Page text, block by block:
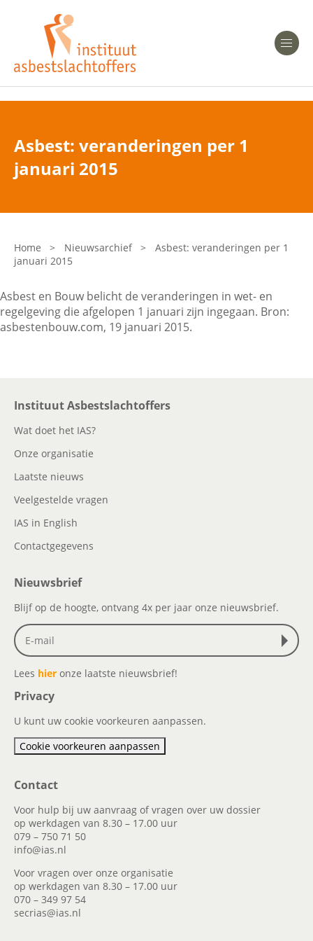
Heeft u Mesothelioom?
Heeft u Asbestose?
Bent u arts?
Asbest en Gezondheid
Laatste nieuws
Onze organisatie
Veelgestelde vragen
Zoeken
Asbest: veranderingen per 1
januari 2015
Home > Nieuwsarchief >
Asbest: veranderingen per 1
januari 2015
Asbest en Bouw belicht de veranderingen in wet- en
regelgeving die afgelopen 1 januari zijn ingegaan. Bron:
asbestenbouw.com, 19 januari 2015.
Instituut Asbestslachtoffers
Wat doet het IAS?
Onze organisatie
Laatste nieuws
Veelgestelde vragen
IAS in English
Contactgegevens
Nieuwsbrief
Blijf op de hoogte, ontvang 4x per jaar onze nieuwsbrief.
Lees hier onze laatste nieuwsbrief!
Privacy
U kunt uw cookie voorkeuren aanpassen.
Cookie voorkeuren aanpassen
Contact
Voor hulp bij uw aanvraag of vragen over uw dossier
op werkdagen van 8.30 – 17.00 uur
079 – 750 71 50
info@ias.nl
Voor vragen over onze organisatie
op werkdagen van 8.30 – 17.00 uur
070 – 349 97 54
secrias@ias.nl